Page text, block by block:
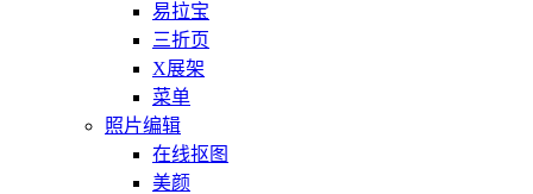
易拉宝
三折页
X展架
菜单
照片编辑
在线抠图
美颜